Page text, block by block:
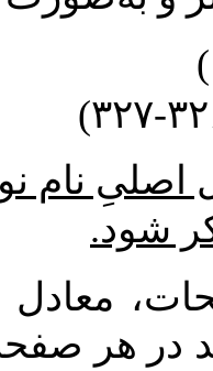
نام
شود.
معادل
در هر